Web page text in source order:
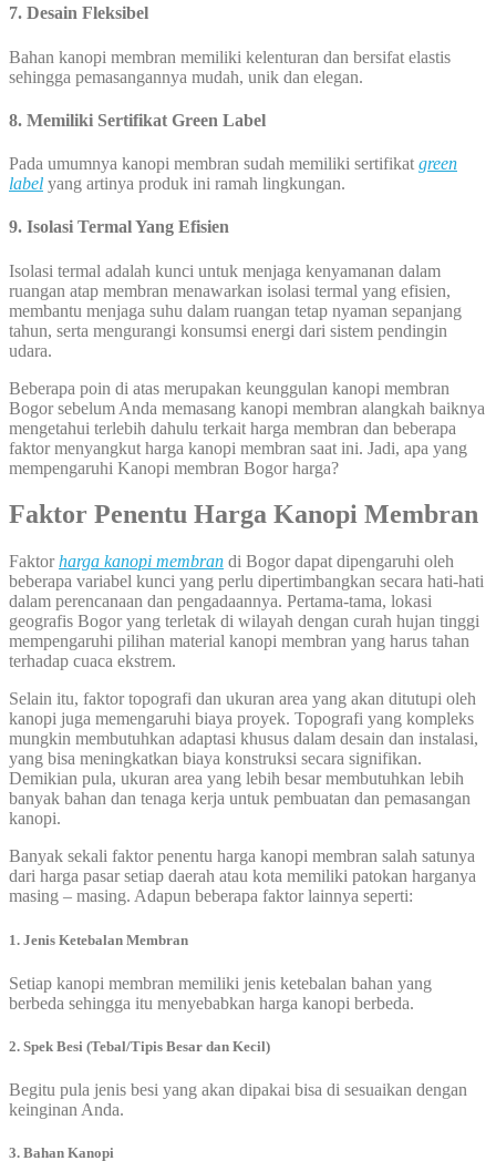
7. Desain Fleksibel
Bahan kanopi membran memiliki kelenturan dan bersifat elastis
sehingga pemasangannya mudah, unik dan elegan.
8. Memiliki Sertifikat Green Label
Pada umumnya kanopi membran sudah memiliki sertifikat green
label yang artinya produk ini ramah lingkungan.
9. Isolasi Termal Yang Efisien
Isolasi termal adalah kunci untuk menjaga kenyamanan dalam
ruangan atap membran menawarkan isolasi termal yang efisien,
membantu menjaga suhu dalam ruangan tetap nyaman sepanjang
tahun, serta mengurangi konsumsi energi dari sistem pendingin
udara.
Beberapa poin di atas merupakan keunggulan kanopi membran
Bogor sebelum Anda memasang kanopi membran alangkah baiknya
mengetahui terlebih dahulu terkait harga membran dan beberapa
faktor menyangkut harga kanopi membran saat ini. Jadi, apa yang
mempengaruhi Kanopi membran Bogor harga?
Faktor Penentu Harga Kanopi Membran
Faktorharga kanopi membran di Bogor dapat dipengaruhi oleh
beberapa variabel kunci yang perlu dipertimbangkan secara hati-hati
dalam perencanaan dan pengadaannya. Pertama-tama, lokasi
geografis Bogor yang terletak di wilayah dengan curah hujan tinggi
mempengaruhi pilihan material kanopi membran yang harus tahan
terhadap cuaca ekstrem.
Selain itu, faktor topografi dan ukuran area yang akan ditutupi oleh
kanopi juga memengaruhi biaya proyek. Topografi yang kompleks
mungkin membutuhkan adaptasi khusus dalam desain dan instalasi,
yang bisa meningkatkan biaya konstruksi secara signifikan.
Demikian pula, ukuran area yang lebih besar membutuhkan lebih
banyak bahan dan tenaga kerja untuk pembuatan dan pemasangan
kanopi.
Banyak sekali faktor penentu harga kanopi membran salah satunya
dari harga pasar setiap daerah atau kota memiliki patokan harganya
masing – masing. Adapun beberapa faktor lainnya seperti:
1. Jenis Ketebalan Membran
Setiap kanopi membran memiliki jenis ketebalan bahan yang
berbeda sehingga itu menyebabkan harga kanopi berbeda.
2. Spek Besi (Tebal/Tipis Besar dan Kecil)
Begitu pula jenis besi yang akan dipakai bisa di sesuaikan dengan
keinginan Anda.
3. Bahan Kanopi